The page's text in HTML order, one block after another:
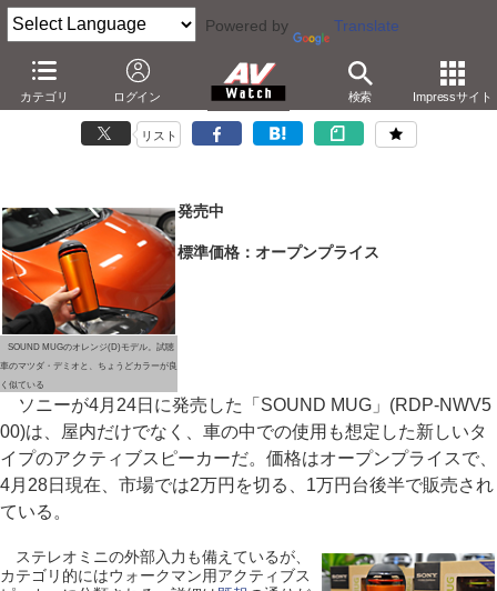
Powered by Translate
カテゴリ ログイン 検索 Impressサイト
家もクルマも。新形態スピーカー「SOUND MUG」を聴く
－車内を反射を利用し、どの席でも音楽が楽しめる
リスト
SOUND MUGのオレンジ(D)モデル。試聴
車のマツダ・デミオと、ちょうどカラーが良
く似ている
発売中
標準価格：オープンプライス
ソニーが4月24日に発売した「SOUND MUG」(RDP-NWV5
00)は、屋内だけでなく、車の中での使用も想定した新しいタ
イプのアクティブスピーカーだ。価格はオープンプライスで、
4月28日現在、市場では2万円を切る、1万円台後半で販売され
ている。
ステレオミニの外部入力も備えているが、
カテゴリ的にはウォークマン用アクティブス